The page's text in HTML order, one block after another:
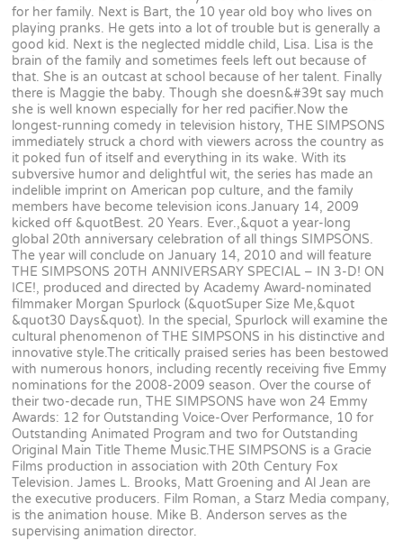
for her family. Next is Bart, the 10 year old boy who lives on
playing pranks. He gets into a lot of trouble but is generally a
good kid. Next is the neglected middle child, Lisa. Lisa is the
brain of the family and sometimes feels left out because of
that. She is an outcast at school because of her talent. Finally
there is Maggie the baby. Though she doesn&#39t say much
she is well known especially for her red pacifier.Now the
longest-running comedy in television history, THE SIMPSONS
immediately struck a chord with viewers across the country as
it poked fun of itself and everything in its wake. With its
subversive humor and delightful wit, the series has made an
indelible imprint on American pop culture, and the family
members have become television icons.January 14, 2009
kicked off &quotBest. 20 Years. Ever.,&quot a year-long
global 20th anniversary celebration of all things SIMPSONS.
The year will conclude on January 14, 2010 and will feature
THE SIMPSONS 20TH ANNIVERSARY SPECIAL – IN 3-D! ON
ICE!, produced and directed by Academy Award-nominated
filmmaker Morgan Spurlock (&quotSuper Size Me,&quot
&quot30 Days&quot). In the special, Spurlock will examine the
cultural phenomenon of THE SIMPSONS in his distinctive and
innovative style.The critically praised series has been bestowed
with numerous honors, including recently receiving five Emmy
nominations for the 2008-2009 season. Over the course of
their two-decade run, THE SIMPSONS have won 24 Emmy
Awards: 12 for Outstanding Voice-Over Performance, 10 for
Outstanding Animated Program and two for Outstanding
Original Main Title Theme Music.THE SIMPSONS is a Gracie
Films production in association with 20th Century Fox
Television. James L. Brooks, Matt Groening and Al Jean are
the executive producers. Film Roman, a Starz Media company,
is the animation house. Mike B. Anderson serves as the
supervising animation director.